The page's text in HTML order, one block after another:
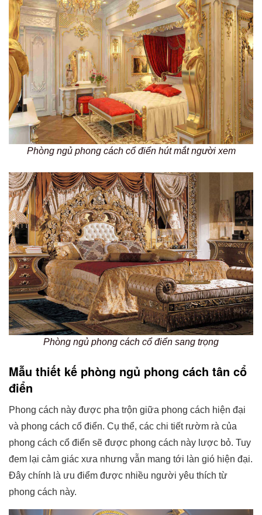
Phòng ngủ phong cách cổ điển hút mắt người xem
Phòng ngủ phong cách cổ điển sang trọng
Mẫu thiết kế phòng ngủ phong cách tân cổ
điển
Phong cách này được pha trộn giữa phong cách hiện đại
và phong cách cổ điển. Cụ thể, các chi tiết rườm rà của
phong cách cổ điển sẽ được phong cách này lược bỏ. Tuy
đem lại cảm giác xưa nhưng vẫn mang tới làn gió hiện đại.
Đây chính là ưu điểm được nhiều người yêu thích từ
phong cách này.